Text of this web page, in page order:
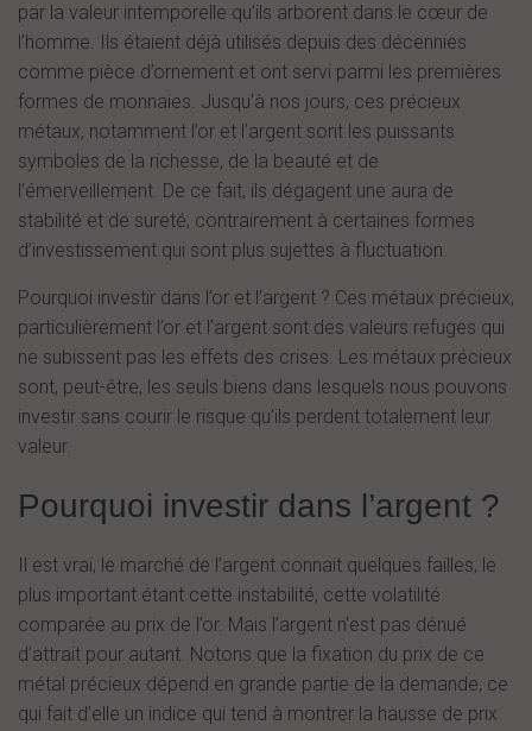
par la valeur intemporelle qu’ils arborent dans le cœur de
l’homme. Ils étaient déjà utilisés depuis des décennies
comme pièce d’ornement et ont servi parmi les premières
formes de monnaies. Jusqu’à nos jours, ces précieux
métaux, notamment l’or et l’argent sont les puissants
symboles de la richesse, de la beauté et de
l’émerveillement. De ce fait, ils dégagent une aura de
stabilité et de sureté, contrairement à certaines formes
d’investissement qui sont plus sujettes à fluctuation.
Pourquoi investir dans l’or et l’argent ? Ces métaux précieux,
particulièrement l’or et l’argent sont des valeurs refuges qui
ne subissent pas les effets des crises. Les métaux précieux
sont, peut-être, les seuls biens dans lesquels nous pouvons
investir sans courir le risque qu’ils perdent totalement leur
valeur.
Pourquoi investir dans l’argent ?
Il est vrai, le marché de l’argent connait quelques failles, le
plus important étant cette instabilité, cette volatilité
comparée au prix de l’or. Mais l’argent n’est pas dénué
d’attrait pour autant. Notons que la fixation du prix de ce
métal précieux dépend en grande partie de la demande, ce
qui fait d’elle un indice qui tend à montrer la hausse de prix